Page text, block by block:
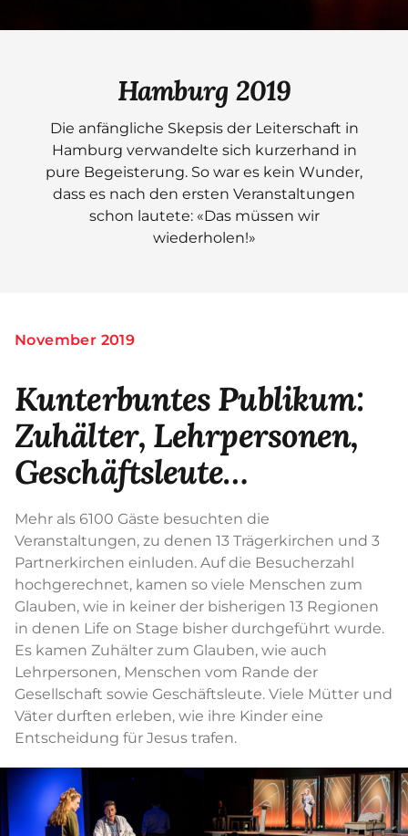
Hamburg 2019
Die anfängliche Skepsis der Leiterschaft in
Hamburg verwandelte sich kurzerhand in
pure Begeisterung. So war es kein Wunder,
dass es nach den ersten Veranstaltungen
schon lautete: «Das müssen wir
wiederholen!»
November 2019
Kunterbuntes Publikum:
Zuhälter, Lehrpersonen,
Geschäftsleute…
Mehr als 6100 Gäste besuchten die
Veranstaltungen, zu denen 13 Trägerkirchen und 3
Partnerkirchen einluden. Auf die Besucherzahl
hochgerechnet, kamen so viele Menschen zum
Glauben, wie in keiner der bisherigen 13 Regionen
in denen Life on Stage bisher durchgeführt wurde.
Es kamen Zuhälter zum Glauben, wie auch
Lehrpersonen, Menschen vom Rande der
Gesellschaft sowie Geschäftsleute. Viele Mütter und
Väter durften erleben, wie ihre Kinder eine
Entscheidung für Jesus trafen.